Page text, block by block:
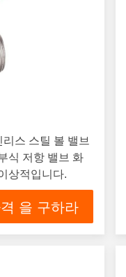
스 스틸 볼 밸브
식 저항 밸브 화
상적입니다.
을 구하라